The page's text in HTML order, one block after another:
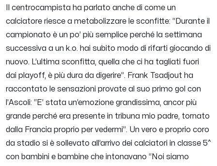
Il centrocampista ha parlato anche di come un
calciatore riesce a metabolizzare le sconfitte: “ Durante il
campionato è un po’ più semplice perché la settimana
successiva a un k.o. hai subito modo di rifarti giocando di
nuovo. L’ultima sconfitta, quella che ci ha tagliati fuori
dai playoff, è più dura da digerire”. Frank Tsadjout ha
raccontato le sensazioni provate al suo primo gol con
l’Ascoli: “ E’ stata un’emozione grandissima, ancor più
grande perché era presente in tribuna mio padre, tornato
dalla Francia proprio per vedermi”. Un vero e proprio coro
da stadio si è sollevato all’arrivo dei calciatori in classe 5^
con bambini e bambine che intonavano “Noi siamo